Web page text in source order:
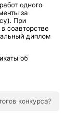
одного
за
При
соавторстве
диплом
об
конкурса?